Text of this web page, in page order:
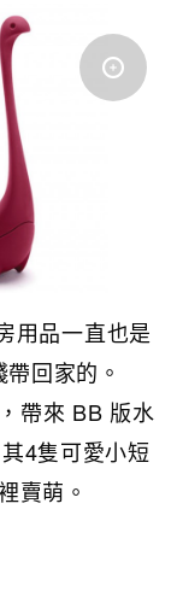
用品一直也是
回家的。
帶來 BB 版水
4隻可愛小短
賣萌。